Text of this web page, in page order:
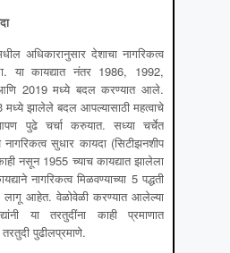
अधिकारानुसार देशाचा नागरिकत्व
या कायद्यात नंतर 1986, 1992,
2019 मध्ये बदल करण्यात आले.
झालेले बदल आपल्यासाठी महत्वाचे
पुढे चर्चा करुयात. सध्या चर्चेत
सुधार कायदा (सिटीझनशीप
नसून 1955 च्याच कायद्यात झालेला
नागरिकत्व मिळवण्याच्या 5 पद्धती
लागू आहेत. वेळोवेळी करण्यात आलेल्या
या तरतुदींना काही प्रमाणात
पुढीलप्रमाणे.